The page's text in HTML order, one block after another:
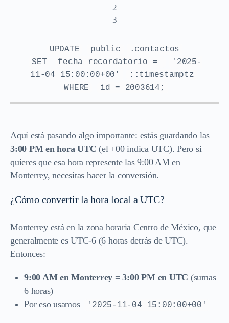
2
3
UPDATE public
.contactos
SET
fecha_recordatorio =
'2025-
11-04 15:00:00+00'
::timestamptz
WHERE
id = 2003614;
Aquí está pasando algo importante: estás guardando las
3:00 PM en hora UTC (el +00 indica UTC). Pero si
quieres que esa hora represente las 9:00 AM en
Monterrey, necesitas hacer la conversión.
¿Cómo convertir la hora local a UTC?
Monterrey está en la zona horaria Centro de México, que
generalmente es UTC-6 (6 horas detrás de UTC).
Entonces:
9:00 AM en Monterrey =3:00 PM en UTC (sumas
6 horas)
Por eso usamos
'2025-11-04 15:00:00+00'